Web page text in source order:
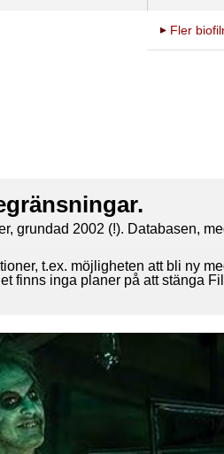
Fler
grundad 2002 (!). Databasen,
t.ex. möjligheten att bli ny
finns inga planer på att stänga